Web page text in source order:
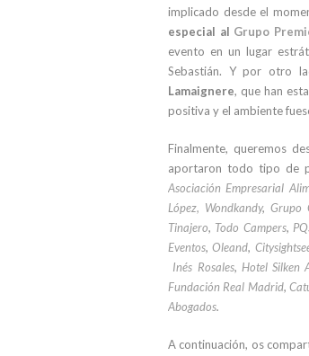
implicado desde el
especial al Grupo
evento en un lugar
Sebastián. Y por otro
Lamaignere, que han
positiva y el ambiente
Finalmente, queremos
aportaron todo tipo de
Asociación Empresarial
López, Wondkandy, Grupo
Tinajero, Todo Campers,
Eventos,Oleand,
Inés Rosales, Hotel Silken
Fundación Real Madrid,
Abogados.
A continuación, os